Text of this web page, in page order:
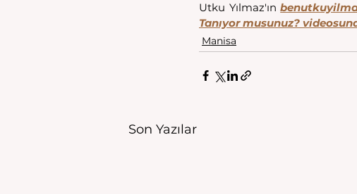
Utku Yılmaz'ın
Tanıyor musunuz?
Manisa
Son Yazılar